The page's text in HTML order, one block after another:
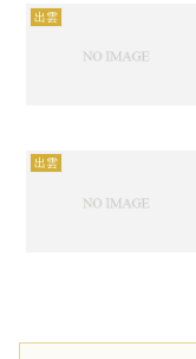
出雲
出雲